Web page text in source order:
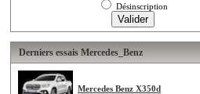
Désinscription
Derniers essais Mercedes_Benz
Mercedes Benz X350d